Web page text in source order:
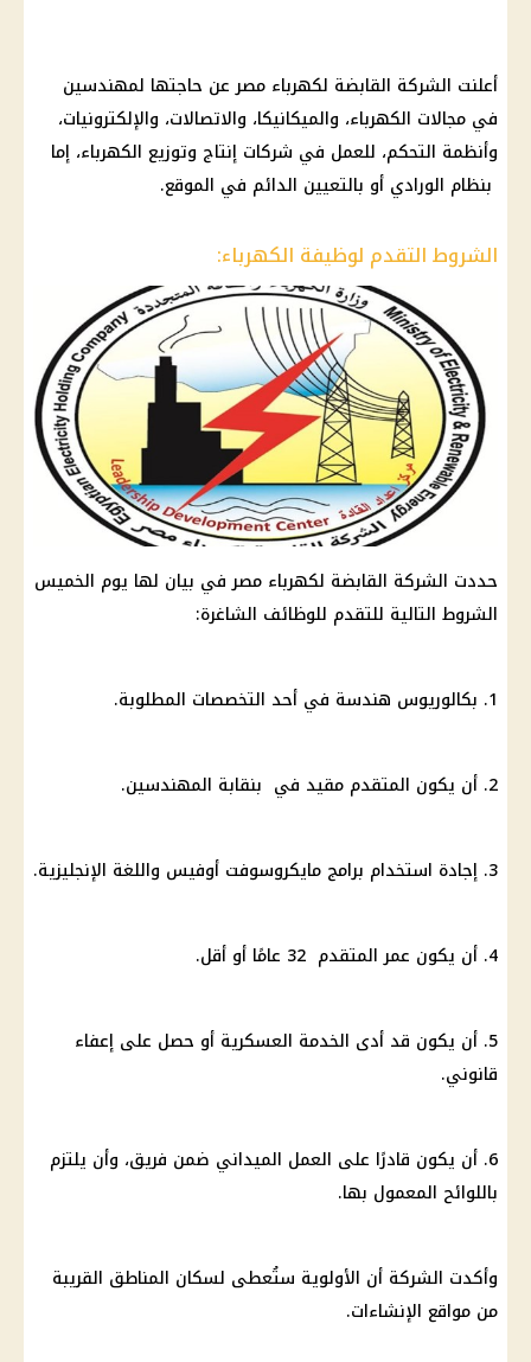
أعلنت الشركة القابضة لكهرباء مصر عن حاجتها لمهندسين
في مجالات الكهرباء، والميكانيكا، والاتصالات، والإلكترونيات،
وأنظمة التحكم، للعمل في شركات إنتاج وتوزيع الكهرباء، إما
بنظام الورادي أو بالتعيين الدائم في الموقع.
الشروط التقدم لوظيفة الكهرباء:
حددت الشركة القابضة لكهرباء مصر في بيان لها يوم الخميس
الشروط التالية للتقدم للوظائف الشاغرة:
1. بكالوريوس هندسة في أحد التخصصات المطلوبة.
2. أن يكون المتقدم مقيد في بنقابة المهندسين.
3. إجادة استخدام برامج مايكروسوفت أوفيس واللغة الإنجليزية.
4. أن يكون عمر المتقدم 32 عامًا أو أقل.
5. أن يكون قد أدى الخدمة العسكرية أو حصل على إعفاء
قانوني.
6. أن يكون قادرًا على العمل الميداني ضمن فريق، وأن يلتزم
باللوائح المعمول بها.
وأكدت الشركة أن الأولوية ستُعطى لسكان المناطق القريبة
من مواقع الإنشاءات.